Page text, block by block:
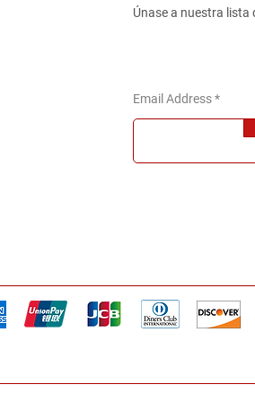
Únase a nuestra lista
Email Address